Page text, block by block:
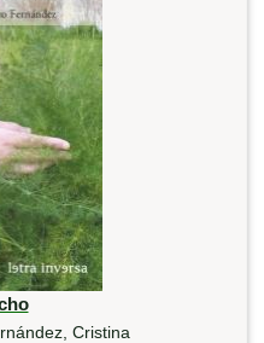
Cristina